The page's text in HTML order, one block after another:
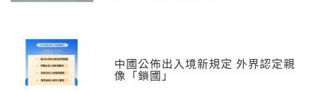
中國公佈出入境新規定 外界認定親
像「鎖國」